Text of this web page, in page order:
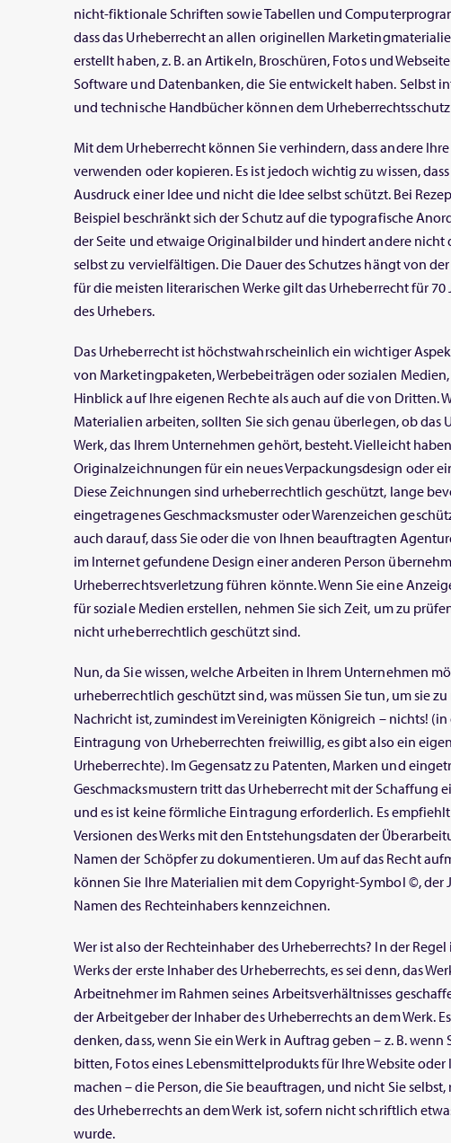
nicht-fiktionale Schriften sowie Tabellen und
dass das Urheberrecht an allen originellen
erstellt haben, z. B. an Artikeln, Broschüren, Fotos und
Software und Datenbanken, die Sie entwickelt haben. Selbst
und technische Handbücher können dem
Mit dem Urheberrecht können Sie verhindern, dass andere
verwenden oder kopieren. Es ist jedoch wichtig zu wissen,
Ausdruck einer Idee und nicht die Idee selbst schützt. Bei
Beispiel beschränkt sich der Schutz auf die typografische
der Seite und etwaige Originalbilder und hindert andere nicht
selbst zu vervielfältigen. Die Dauer des Schutzes hängt von der
für die meisten literarischen Werke gilt das Urheberrecht für 70
des Urhebers.
Das Urheberrecht ist höchstwahrscheinlich ein wichtiger
von Marketingpaketen, Werbebeiträgen oder sozialen
Hinblick auf Ihre eigenen Rechte als auch auf die von Dritten.
Materialien arbeiten, sollten Sie sich genau überlegen, ob das
Werk, das Ihrem Unternehmen gehört, besteht. Vielleicht
Originalzeichnungen für ein neues Verpackungsdesign oder
Diese Zeichnungen sind urheberrechtlich geschützt, lange
eingetragenes Geschmacksmuster oder Warenzeichen
auch darauf, dass Sie oder die von Ihnen beauftragten
im Internet gefundene Design einer anderen Person
Urheberrechtsverletzung führen könnte. Wenn Sie eine
für soziale Medien erstellen, nehmen Sie sich Zeit, um zu
nicht urheberrechtlich geschützt sind.
Nun, da Sie wissen, welche Arbeiten in Ihrem Unternehmen
urheberrechtlich geschützt sind, was müssen Sie tun, um sie
Nachricht ist, zumindest im Vereinigten Königreich – nichts! (in
Eintragung von Urheberrechten freiwillig, es gibt also ein
Urheberrechte). Im Gegensatz zu Patenten, Marken und
Geschmacksmustern tritt das Urheberrecht mit der Schaffung
und es ist keine förmliche Eintragung erforderlich. Es
Versionen des Werks mit den Entstehungsdaten der
Namen der Schöpfer zu dokumentieren. Um auf das Recht
können Sie Ihre Materialien mit dem Copyright-Symbol ©, der
Namen des Rechteinhabers kennzeichnen.
Wer ist also der Rechteinhaber des Urheberrechts? In der
Werks der erste Inhaber des Urheberrechts, es sei denn, das
Arbeitnehmer im Rahmen seines Arbeitsverhältnisses
der Arbeitgeber der Inhaber des Urheberrechts an dem Werk.
denken, dass, wenn Sie ein Werk in Auftrag geben – z. B.
bitten, Fotos eines Lebensmittelprodukts für Ihre Website oder
machen – die Person, die Sie beauftragen, und nicht Sie
des Urheberrechts an dem Werk ist, sofern nicht schriftlich
wurde.